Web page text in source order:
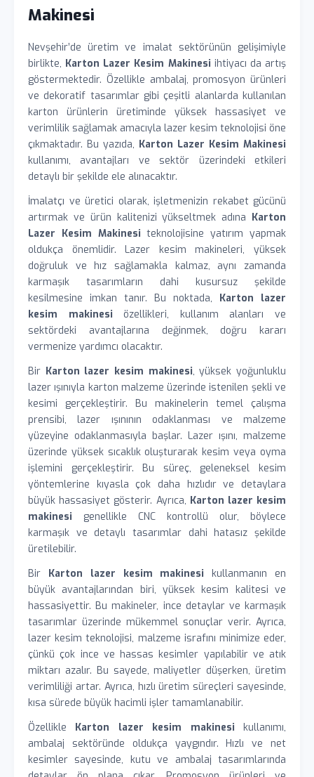
Makinesi
Nevşehir’de üretim ve imalat sektörünün gelişimiyle
birlikte, Karton Lazer Kesim Makinesi ihtiyacı da artış
göstermektedir. Özellikle ambalaj, promosyon ürünleri
ve dekoratif tasarımlar gibi çeşitli alanlarda kullanılan
karton ürünlerin üretiminde yüksek hassasiyet ve
verimlilik sağlamak amacıyla lazer kesim teknolojisi öne
çıkmaktadır. Bu yazıda, Karton Lazer Kesim Makinesi
kullanımı, avantajları ve sektör üzerindeki etkileri
detaylı bir şekilde ele alınacaktır.
İmalatçı ve üretici olarak, işletmenizin rekabet gücünü
artırmak ve ürün kalitenizi yükseltmek adına Karton
Lazer Kesim Makinesi teknolojisine yatırım yapmak
oldukça önemlidir. Lazer kesim makineleri, yüksek
doğruluk ve hız sağlamakla kalmaz, aynı zamanda
karmaşık tasarımların dahi kusursuz şekilde
kesilmesine imkan tanır. Bu noktada, Karton lazer
kesim makinesi özellikleri, kullanım alanları ve
sektördeki avantajlarına değinmek, doğru kararı
vermenize yardımcı olacaktır.
Bir Karton lazer kesim makinesi, yüksek yoğunluklu
lazer ışınıyla karton malzeme üzerinde istenilen şekli ve
kesimi gerçekleştirir. Bu makinelerin temel çalışma
prensibi, lazer ışınının odaklanması ve malzeme
yüzeyine odaklanmasıyla başlar. Lazer ışını, malzeme
üzerinde yüksek sıcaklık oluşturarak kesim veya oyma
işlemini gerçekleştirir. Bu süreç, geleneksel kesim
yöntemlerine kıyasla çok daha hızlıdır ve detaylara
büyük hassasiyet gösterir. Ayrıca, Karton lazer kesim
makinesi genellikle CNC kontrollü olur, böylece
karmaşık ve detaylı tasarımlar dahi hatasız şekilde
üretilebilir.
Bir Karton lazer kesim makinesi kullanmanın en
büyük avantajlarından biri, yüksek kesim kalitesi ve
hassasiyettir. Bu makineler, ince detaylar ve karmaşık
tasarımlar üzerinde mükemmel sonuçlar verir. Ayrıca,
lazer kesim teknolojisi, malzeme israfını minimize eder,
çünkü çok ince ve hassas kesimler yapılabilir ve atık
miktarı azalır. Bu sayede, maliyetler düşerken, üretim
verimliliği artar. Ayrıca, hızlı üretim süreçleri sayesinde,
kısa sürede büyük hacimli işler tamamlanabilir.
Özellikle Karton lazer kesim makinesi kullanımı,
ambalaj sektöründe oldukça yaygındır. Hızlı ve net
kesimler sayesinde, kutu ve ambalaj tasarımlarında